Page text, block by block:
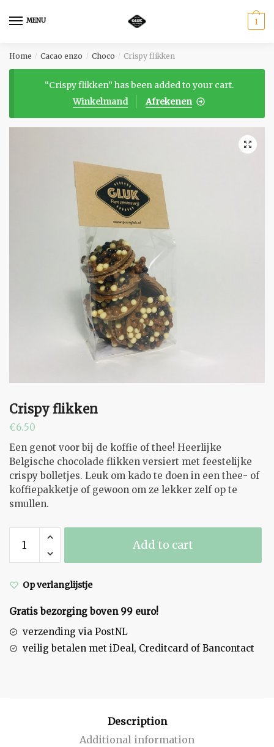
MENU 1
Home / Cacao enzo / Choco / Crispy flikken
“Crispy flikken” has been added to your cart.
Afrekenen
Winkelmand
Crispy flikken
€6.50
Een genot voor bij de koffie of thee! Heerlijke
Belgische chocolade flikken versiert met feestelijke
crispy bolletjes. Leuk om kado te doen in een thee- of
koffiepakketje of gewoon om ze lekker zelf op te
smullen.
flikken
quantity
Add to cart
Op verlanglijstje
Gratis bezorging boven 99 euro!
verzending via PostNL
veilig betalen met iDeal, Creditcard of Bancontact
Description
Additional information